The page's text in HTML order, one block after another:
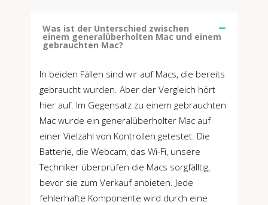
Was ist der Unterschied zwischen
einem generalüberholten Mac und einem
gebrauchten Mac?
In beiden Fällen sind wir auf Macs, die bereits
gebraucht wurden. Aber der Vergleich hört
hier auf. Im Gegensatz zu einem gebrauchten
Mac wurde ein generalüberholter Mac auf
einer Vielzahl von Kontrollen getestet. Die
Batterie, die Webcam, das Wi-Fi, unsere
Techniker überprüfen die Macs sorgfälltig,
bevor sie zum Verkauf anbieten. Jede
fehlerhafte Komponente wird durch eine